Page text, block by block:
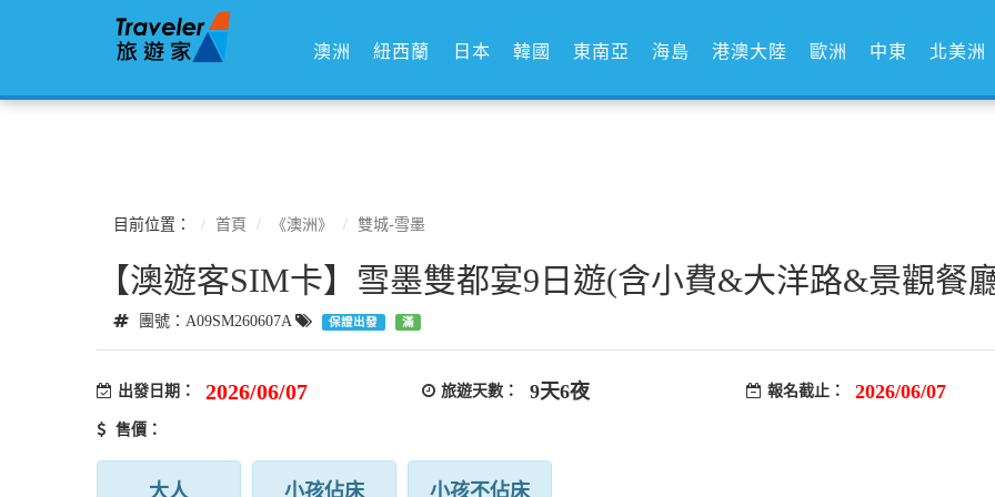
澳洲 紐西蘭 日本 韓國 東南亞 海島 港澳大陸 歐洲 中東 北美洲
目前位置： 首頁 《澳洲》 雙城-雪墨
【澳遊客SIM卡】雪墨雙都宴9日遊(含小費&大洋路&景觀餐
團號：A09SM260607A 保證出發 滿
出發日期： 2026/06/07 旅遊天數： 9天6夜 報名截止： 2026/06/07
售價：
大人 小孩佔床 小孩不佔床